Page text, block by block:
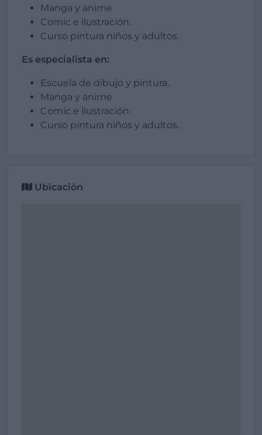
Manga y anime
Comic e ilustración.
Curso pintura niños y adultos.
Es especialista en:
Escuela de dibujo y pintura.
Manga y anime
Comic e ilustración.
Curso pintura niños y adultos.
Ubicación